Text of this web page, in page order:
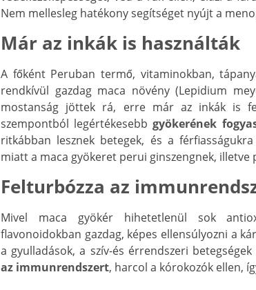
Nem mellesleg hatékony segítséget nyújt a
Már az inkák is használták
A főként Peruban termő, vitaminokban,
rendkívül gazdag maca növény (Lepidium
mostanság jöttek rá, erre már az inkák is
szempontból legértékesebbgyökerének
ritkábban lesznek betegek, és a
miatt a maca gyökeret perui ginszengnek, illetve
Felturbózza az
Mivel maca gyökér hihetetlenül sok
flavonoidokban gazdag, képes ellensúlyozni a
a gyulladások, a szív-és érrendszeri
az immunrendszert, harcol a kórokozók ellen,